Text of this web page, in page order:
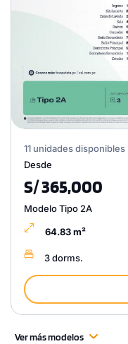
11 unidades disponibles
Desde
S/ 365,000
Modelo Tipo 2A
64.83 m²
3 dorms.
Ver más modelos